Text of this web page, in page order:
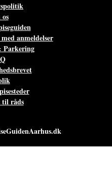
anmeldelser
Parkering
til råds